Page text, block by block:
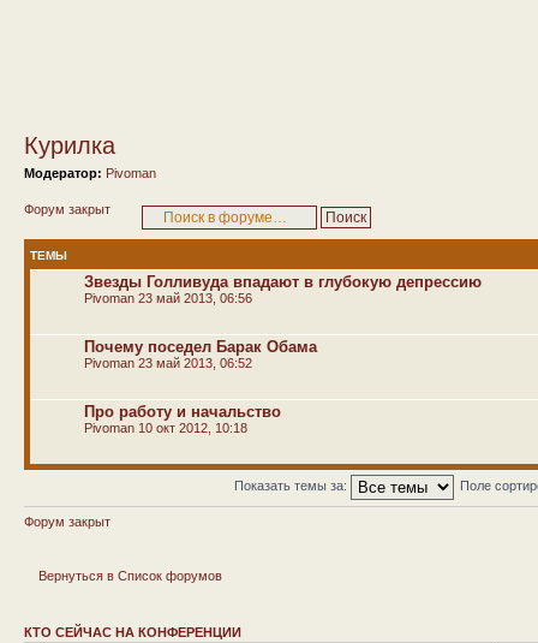
Курилка
Модератор: Pivoman
Форум закрыт
ТЕМЫ
Звезды Голливуда впадают в глубокую депрессию
Pivoman 23 май 2013, 06:56
Почему поседел Барак Обама
Pivoman 23 май 2013, 06:52
Про работу и начальство
Pivoman 10 окт 2012, 10:18
Показать темы за: Поле
Форум закрыт
Вернуться в Список форумов
КТО СЕЙЧАС НА КОНФЕРЕНЦИИ